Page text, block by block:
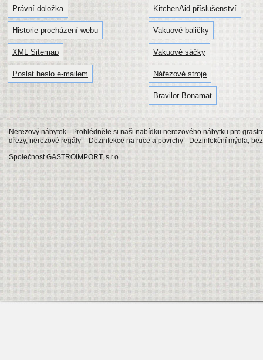
Právní doložka
Historie procházení webu
XML Sitemap
Poslat heslo e-mailem
KitchenAid příslušenství
Vakuové baličky
Vakuové sáčky
Nářezové stroje
Bravilor Bonamat
Nerezový nábytek - Prohlédněte si naši nabídku nerezového nábytku pro
dřezy, nerezové regály
Dezinfekce na ruce a povrchy - Dezinfekční mýdla,
Společnost GASTROIMPORT, s.r.o.